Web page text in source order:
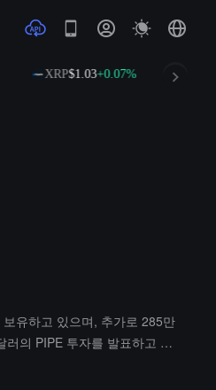
XRP$1.03+0.07%
유하고 있으며, 추가로 285만
의 PIPE 투자를 발표하고 전